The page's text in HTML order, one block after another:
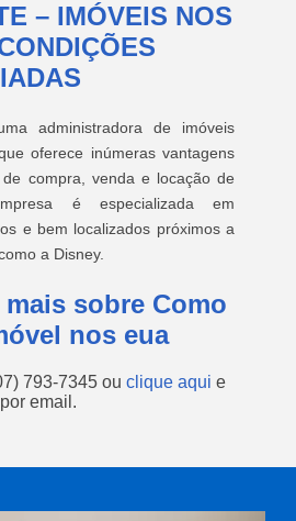
– IMÓVEIS NOS
administradora de imóveis
oferece inúmeras vantagens
compra, venda e locação de
é especializada em
e bem localizados próximos a
a Disney.
mais sobre Como
nos eua
793-7345 ou clique aqui e
email.